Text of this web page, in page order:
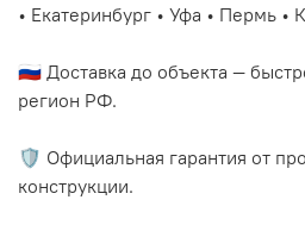
• Екатеринбург • Уфа • Пермь •
🇷🇺 Доставка до объекта —
регион РФ.
🛡️ Официальная гарантия от
конструкции.